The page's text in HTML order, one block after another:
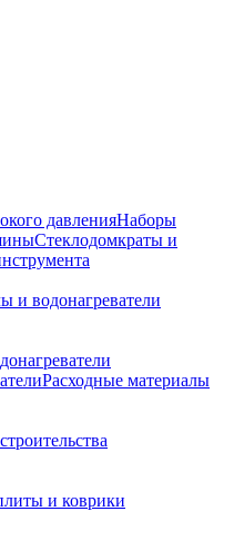
давленияНаборы
Стеклодомкраты и
Расходные материалы
и коврики